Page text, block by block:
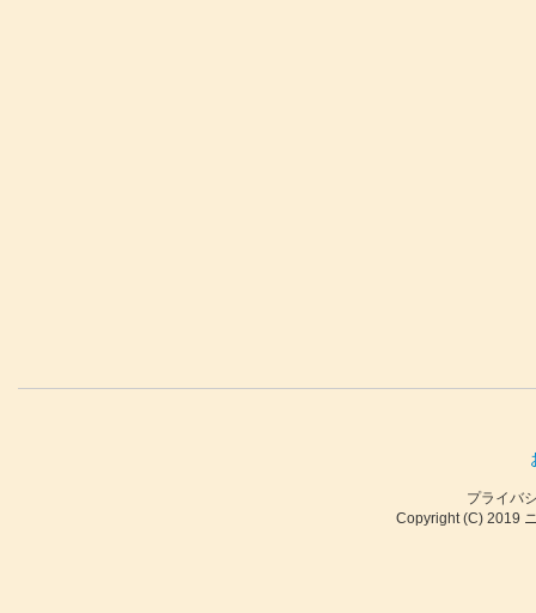
プライバ
Copyright (C) 2019